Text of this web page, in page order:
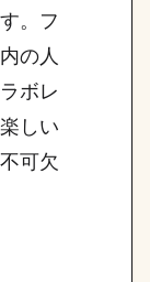
。フ
の人
ボレ
しい
可欠